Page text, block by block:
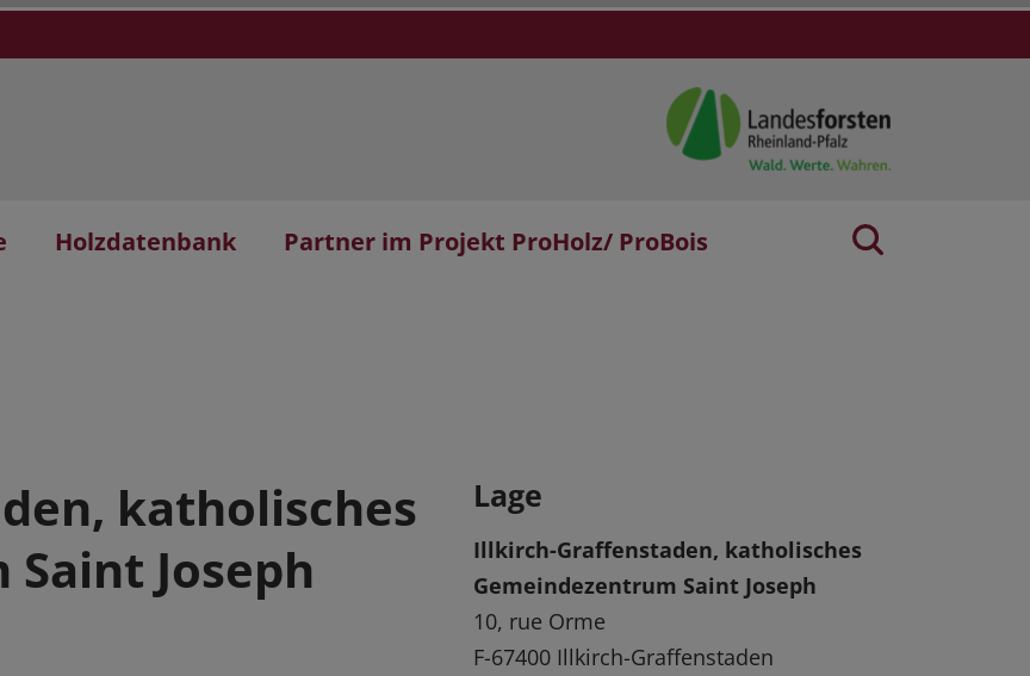
Holzdatenbank
Partner im Projekt ProHolz/ ProBois
katholisches
Joseph
Lage
Illkirch-Graffenstaden, katholisches
Gemeindezentrum Saint Joseph
10, rue Orme
F-67400 Illkirch-Graffenstaden